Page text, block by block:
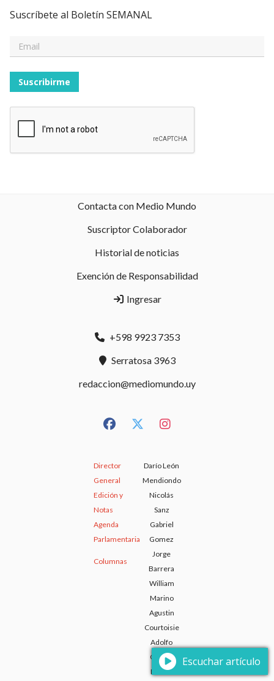
Suscríbete al Boletín SEMANAL
Suscribirme
Contacta con Medio Mundo
Suscriptor Colaborador
Historial de noticias
Exención de Responsabilidad
Ingresar
Director
General
Darío León
Mendiondo
Edición y
Notas
Nicolás
Sanz
Agenda
Parlamentaria
Gabriel
Gomez
Columnas
Jorge
Barrera
William
Marino
Agustin
Courtoisie
Adolfo
Guidali
Ismael
+598 9923 7353
Serratosa 3963
redaccion@mediomundo.uy
Escuchar artículo